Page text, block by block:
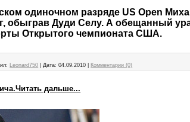
одиночном разряде US Open
обыграв Дуди Селу. А обещанный
Открытого чемпионата США.
Leonard750 Дата: 04.09.2010 Комментарии (0)
дальше...